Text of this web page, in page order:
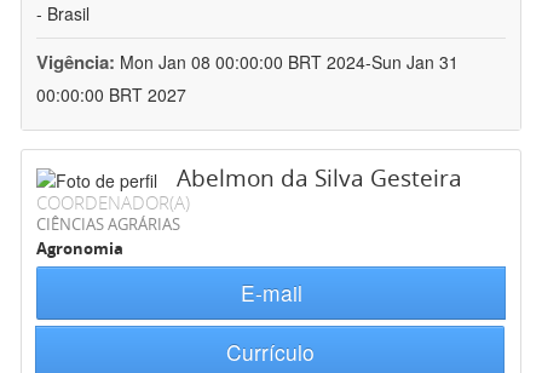
- Brasil
Vigência: Mon Jan 08 00:00:00 BRT 2024-Sun Jan 31
00:00:00 BRT 2027
Abelmon da Silva Gesteira
COORDENADOR(A)
CIÊNCIAS AGRÁRIAS
Agronomia
E-mail
Currículo